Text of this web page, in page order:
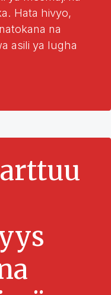
Hata hivyo,
na
asili ya lugha